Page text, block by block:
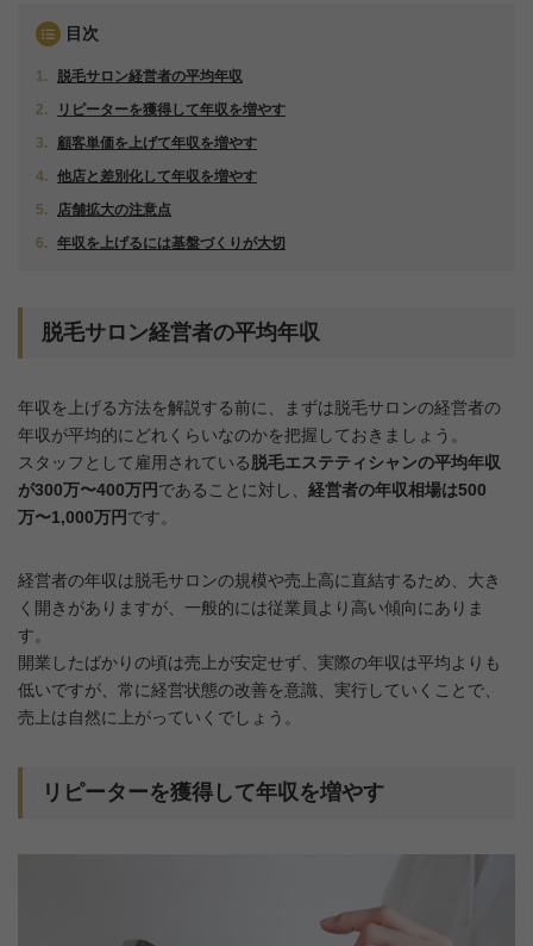
目次
脱毛サロン経営者の平均年収
リピーターを獲得して年収を増やす
顧客単価を上げて年収を増やす
他店と差別化して年収を増やす
店舗拡大の注意点
年収を上げるには基盤づくりが大切
脱毛サロン経営者の平均年収
年収を上げる方法を解説する前に、まずは脱毛サロンの経営者の
年収が平均的にどれくらいなのかを把握しておきましょう。
スタッフとして雇用されている 脱毛エステティシャンの平均年収
が300万〜400万円であることに対し、 経営者の年収相場は500
万〜1,000万円です。
経営者の年収は脱毛サロンの規模や売上高に直結するため、大き
く開きがありますが、一般的には従業員より高い傾向にありま
す。
開業したばかりの頃は売上が安定せず、実際の年収は平均よりも
低いですが、常に経営状態の改善を意識、実行していくことで、
売上は自然に上がっていくでしょう。
リピーターを獲得して年収を増やす